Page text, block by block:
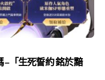
–「生死誓約 銘於黯